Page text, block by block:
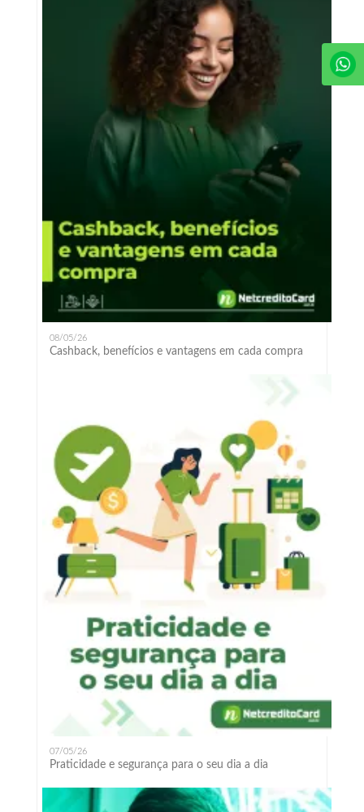
08/05/26
Cashback, benefícios e vantagens em cada compra
07/05/26
Praticidade e segurança para o seu dia a dia